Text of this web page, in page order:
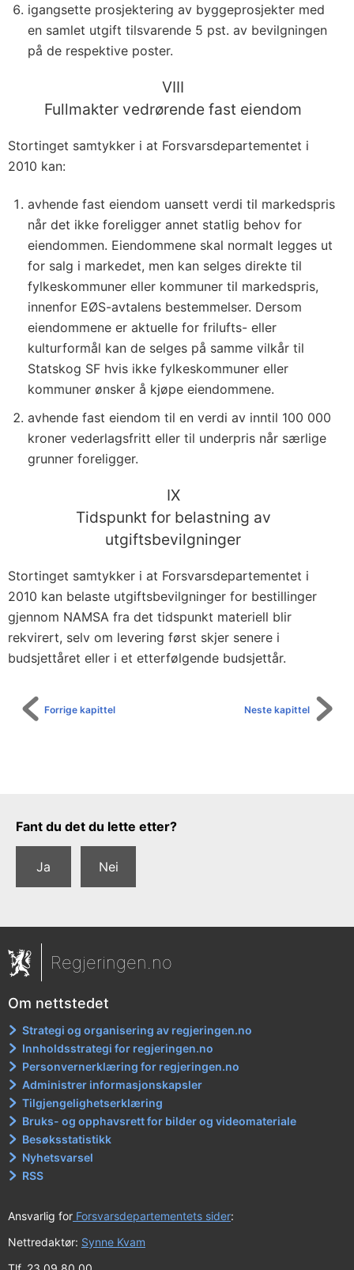
igangsette prosjektering av byggeprosjekter med
en samlet utgift tilsvarende 5 pst. av bevilgningen
på de respektive poster.
VIII
Fullmakter vedrørende fast eiendom
Stortinget samtykker i at Forsvarsdepartementet i
2010 kan:
avhende fast eiendom uansett verdi til markedspris
når det ikke foreligger annet statlig behov for
eiendommen. Eiendommene skal normalt legges ut
for salg i markedet, men kan selges direkte til
fylkeskommuner eller kommuner til markedspris,
innenfor EØS-avtalens bestemmelser. Dersom
eiendommene er aktuelle for frilufts- eller
kulturformål kan de selges på samme vilkår til
Statskog SF hvis ikke fylkeskommuner eller
kommuner ønsker å kjøpe eiendommene.
avhende fast eiendom til en verdi av inntil 100 000
kroner vederlagsfritt eller til underpris når særlige
grunner foreligger.
IX
Tidspunkt for belastning av
utgiftsbevilgninger
Stortinget samtykker i at Forsvarsdepartementet i
2010 kan belaste utgiftsbevilgninger for bestillinger
gjennom NAMSA fra det tidspunkt materiell blir
rekvirert, selv om levering først skjer senere i
budsjettåret eller i et etterfølgende budsjettår.
Neste kapittel
Forrige kapittel
Tilbakemeldingsskjema
Fant du det du lette etter?
Ja Nei
Regjeringen.no
Om nettstedet
Strategi og organisering av regjeringen.no
Innholdsstrategi for regjeringen.no
Personvernerklæring for regjeringen.no
Administrer informasjonskapsler
Tilgjengelighetserklæring
Bruks- og opphavsrett for bilder og videomateriale
Besøksstatistikk
Nyhetsvarsel
RSS
Ansvarlig for Forsvarsdepartementets sider:
Nettredaktør: Synne Kvam